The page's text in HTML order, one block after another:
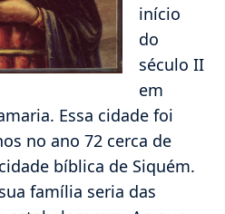
início
do
século II
em
Essa cidade foi
no ano 72 cerca de
bíblica de Siquém.
família seria das